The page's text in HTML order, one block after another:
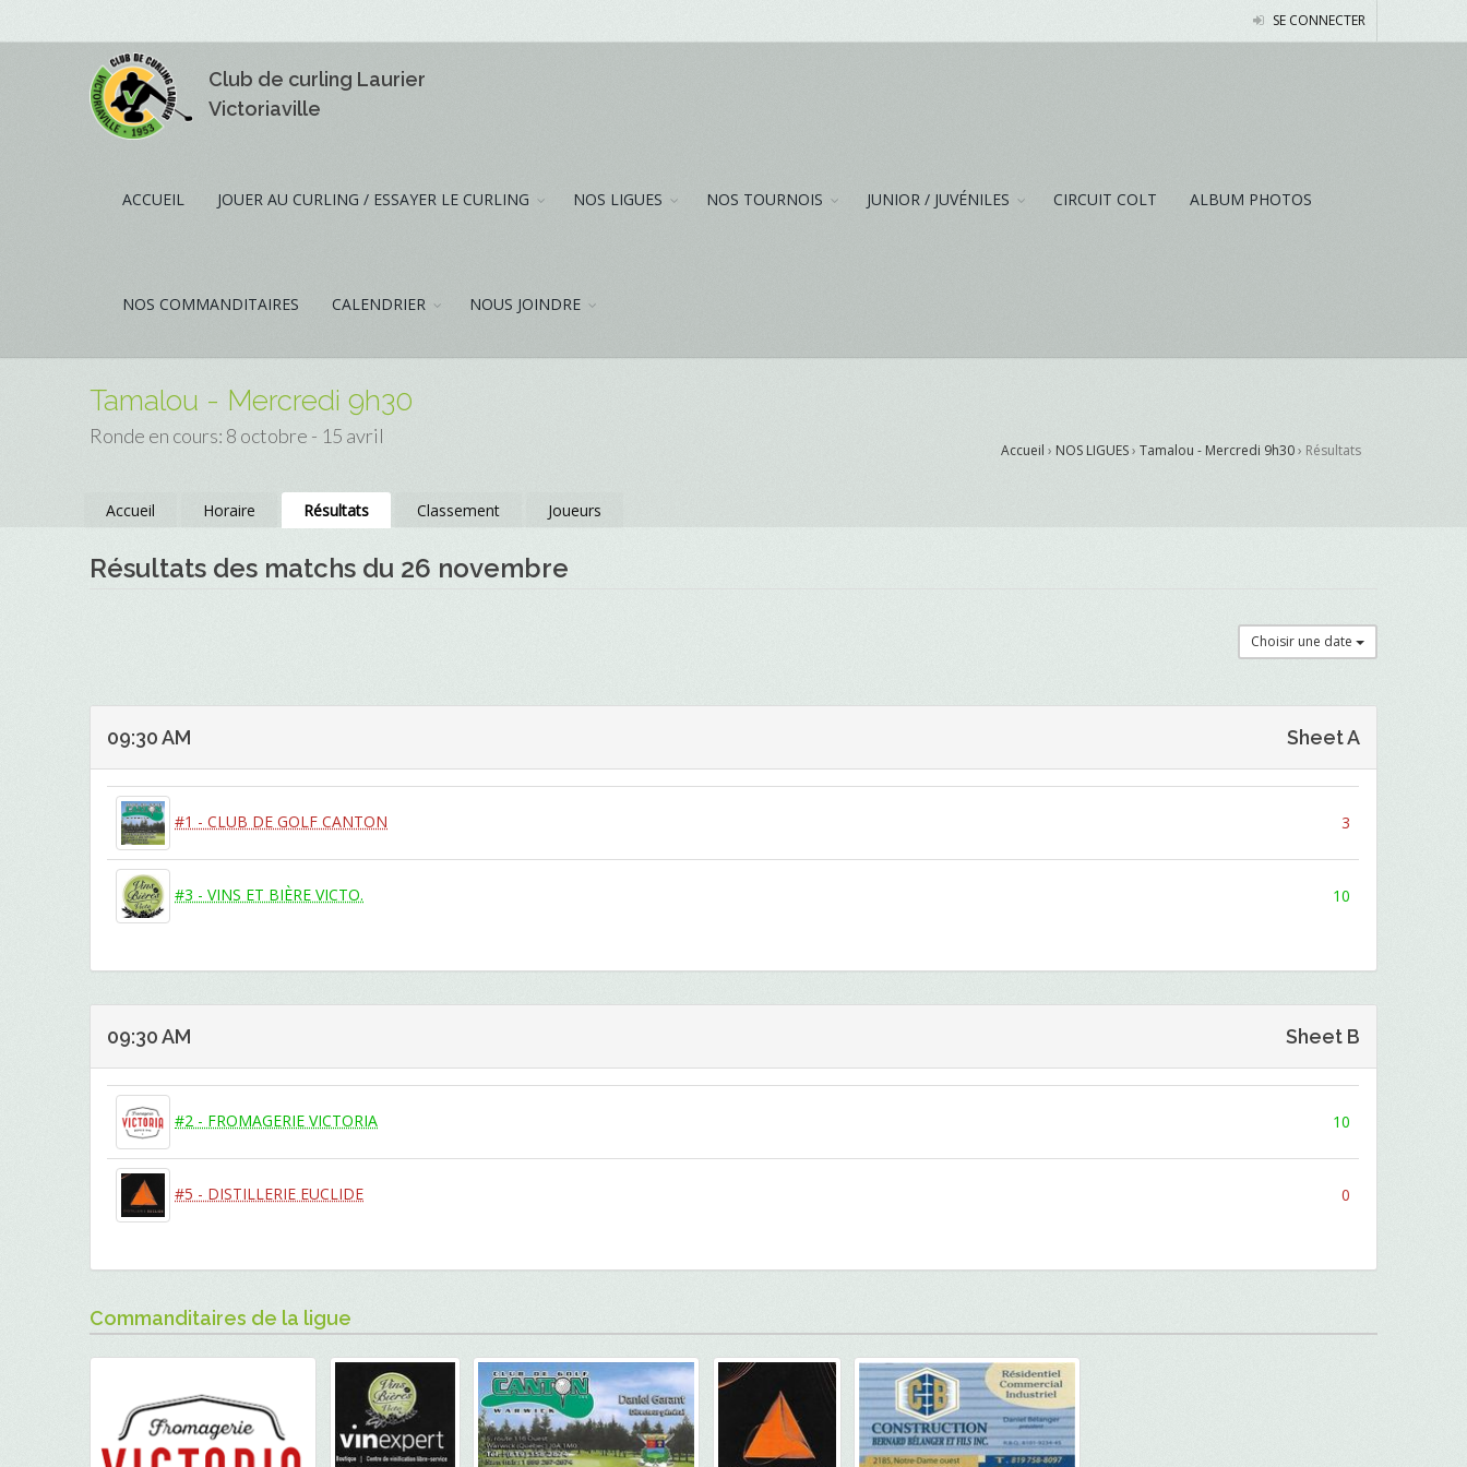
SE CONNECTER
Club de curling Laurier
Victoriaville
ACCUEIL JOUER AU CURLING / ESSAYER LE CURLING NOS LIGUES NOS TOURNOIS JUNIOR / JUVÉNILES CIRCUIT COLT ALBUM PHOTOS
NOS COMMANDITAIRES CALENDRIER NOUS JOINDRE
Tamalou - Mercredi 9h30
Ronde en cours: 8 octobre - 15 avril
Accueil › NOS LIGUES› Tamalou - Mercredi 9h30› Résultats
Accueil Horaire Résultats Classement Joueurs
Résultats des matchs du 26 novembre
Choisir une date
09:30 AM Sheet A
#1 - CLUB DE GOLF CANTON 3
#3 - VINS ET BIÈRE VICTO. 10
09:30 AM Sheet B
#2 - FROMAGERIE VICTORIA 10
#5 - DISTILLERIE EUCLIDE 0
Commanditaires de la ligue